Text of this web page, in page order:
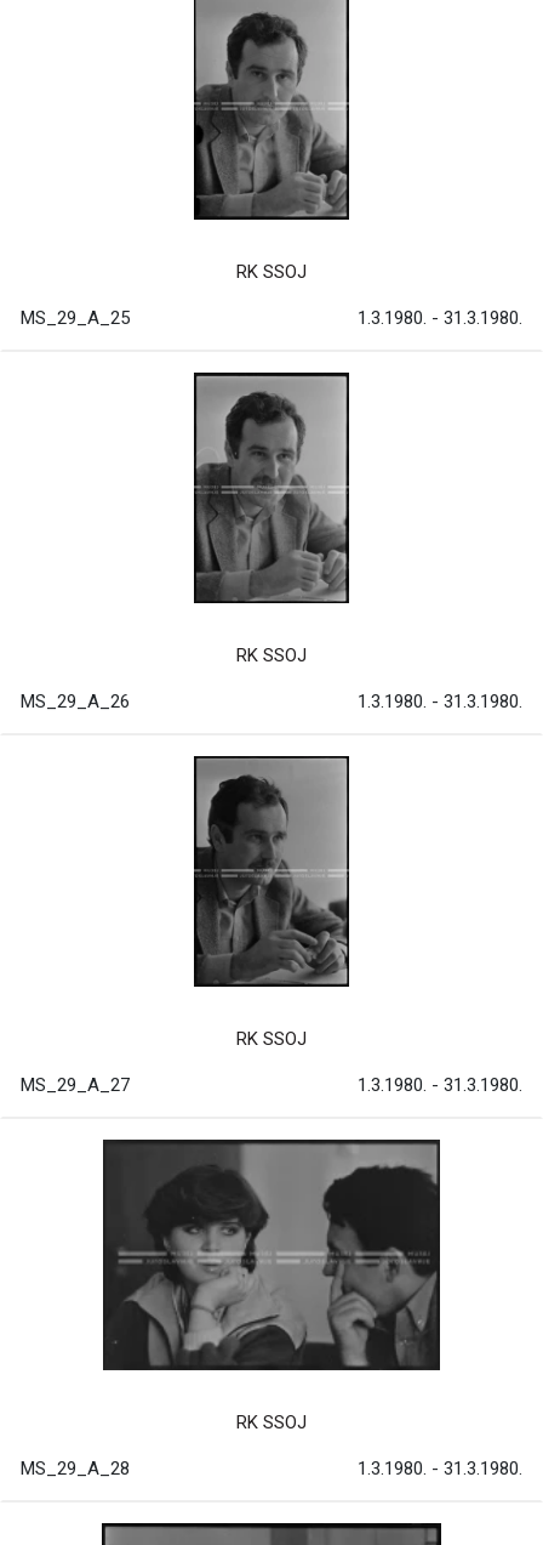
RK SSOJ
MS_29_A_25 1.3.1980. - 31.3.1980.
RK SSOJ
MS_29_A_26 1.3.1980. - 31.3.1980.
RK SSOJ
MS_29_A_27 1.3.1980. - 31.3.1980.
RK SSOJ
MS_29_A_28 1.3.1980. - 31.3.1980.